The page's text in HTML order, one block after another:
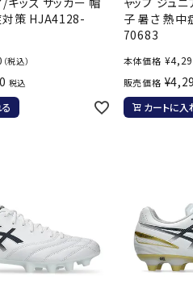
対策 HJA4128-
（税込）
税込
子 暑さ 熱
70683
本体価格 ¥
販売価格 ¥
カートに入